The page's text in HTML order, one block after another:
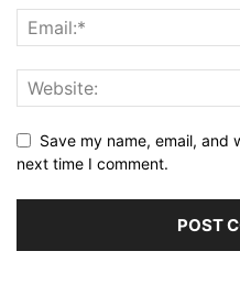
Save my name, email, and
next time I comment.